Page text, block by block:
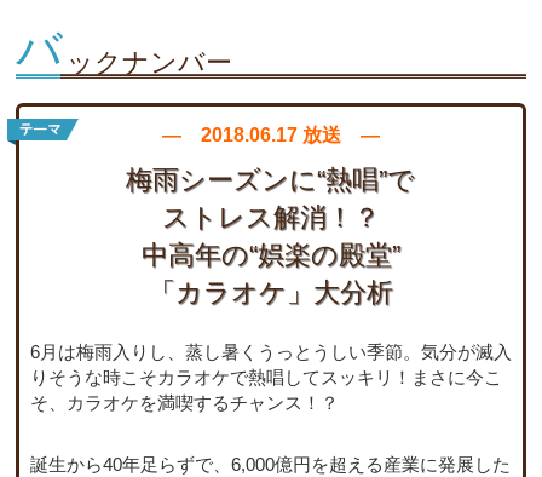
バ ックナンバー
― 2018.06.17 放送 ―
梅雨シーズンに“熱唱”で
ストレス解消！？
中高年の“娯楽の殿堂”
「カラオケ」大分析
6月は梅雨入りし、蒸し暑くうっとうしい季節。気分が滅入
りそうな時こそカラオケで熱唱してスッキリ！まさに今こ
そ、カラオケを満喫するチャンス！？
誕生から40年足らずで、6,000億円を超える産業に発展した